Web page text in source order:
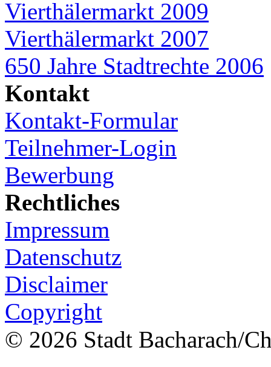
Vierthälermarkt 2009
Vierthälermarkt 2007
650 Jahre Stadtrechte 2006
Kontakt
Kontakt-Formular
Teilnehmer-Login
Bewerbung
Rechtliches
Impressum
Datenschutz
Disclaimer
Copyright
© 2026 Stadt Bacharach/